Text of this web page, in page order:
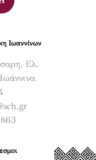
Ιωαννίνων​
Ελ.